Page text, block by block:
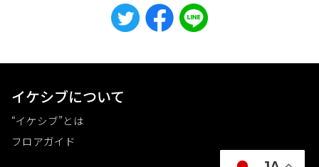
イケシブについて
“イケシブ”とは
フロアガイド